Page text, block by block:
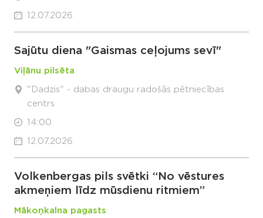
12.07.2026
Sajūtu diena "Gaismas ceļojums sevī"
Viļānu pilsēta
"Dadzis" - dabas draugu radošās pētniecības
centrs
14:00
12.07.2026
Volkenbergas pils svētki “No vēstures
akmeņiem līdz mūsdienu ritmiem”
Mākoņkalna pagasts